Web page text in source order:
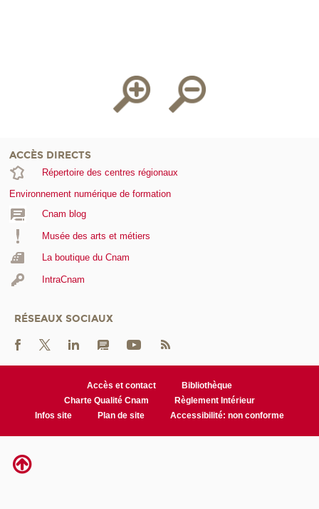
ACCÈS DIRECTS
Répertoire des centres régionaux
Environnement numérique de formation
Cnam blog
Musée des arts et métiers
La boutique du Cnam
IntraCnam
RÉSEAUX SOCIAUX
Accès et contact
Bibliothèque
Charte Qualité Cnam
Règlement Intérieur
Infos site
Plan de site Accessibilité: non conforme